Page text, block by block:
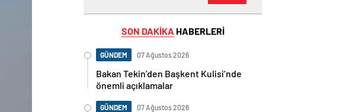
SON DAKİKA HABERLERİ
GÜNDEM 07 Ağustos 2026
Bakan Tekin’den Başkent Kulisi’nde
önemli açıklamalar
GÜNDEM 07 Ağustos 2026